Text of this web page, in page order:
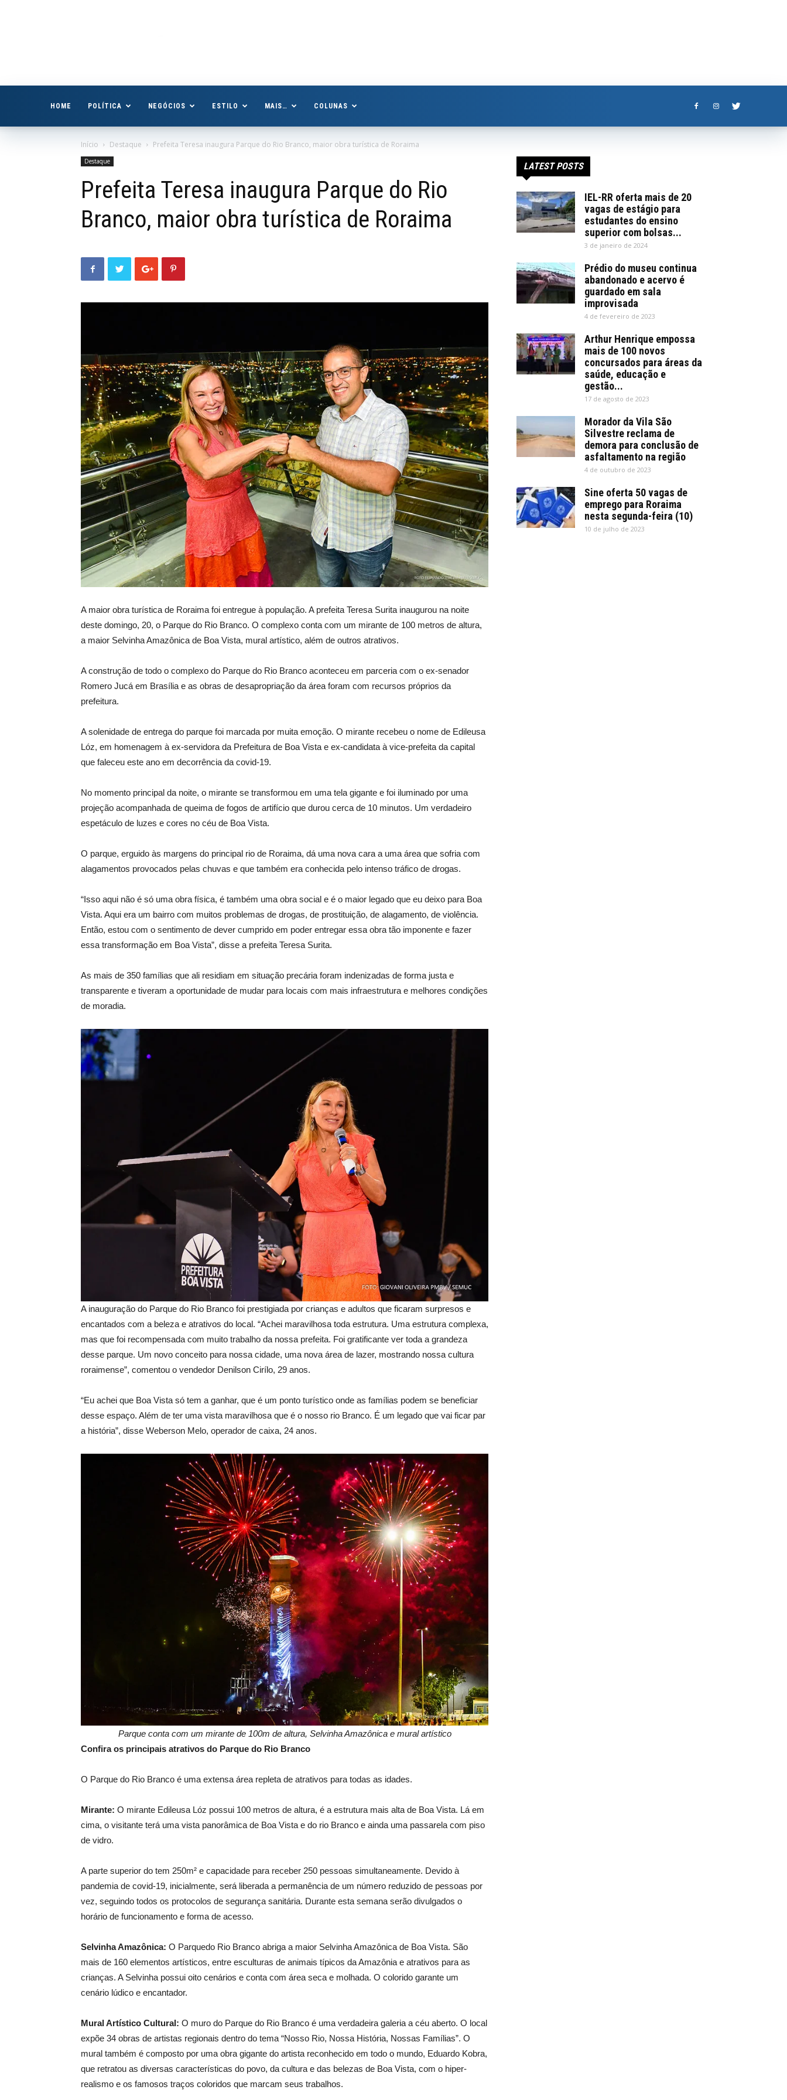
HOME POLÍTICA NEGÓCIOS ESTILO MAIS… COLUNAS
Início Destaque Prefeita Teresa inaugura Parque do Rio Branco, maior obra turística de Roraima
Destaque
Prefeita Teresa inaugura Parque do Rio
Branco, maior obra turística de Roraima
A maior obra turística de Roraima foi entregue à população. A prefeita Teresa Surita inaugurou na noite
deste domingo, 20, o Parque do Rio Branco. O complexo conta com um mirante de 100 metros de altura,
a maior Selvinha Amazônica de Boa Vista, mural artístico, além de outros atrativos.
A construção de todo o complexo do Parque do Rio Branco aconteceu em parceria com o ex-senador
Romero Jucá em Brasília e as obras de desapropriação da área foram com recursos próprios da
prefeitura.
A solenidade de entrega do parque foi marcada por muita emoção. O mirante recebeu o nome de Edileusa
Lóz, em homenagem à ex-servidora da Prefeitura de Boa Vista e ex-candidata à vice-prefeita da capital
que faleceu este ano em decorrência da covid-19.
No momento principal da noite, o mirante se transformou em uma tela gigante e foi iluminado por uma
projeção acompanhada de queima de fogos de artifício que durou cerca de 10 minutos. Um verdadeiro
espetáculo de luzes e cores no céu de Boa Vista.
O parque, erguido às margens do principal rio de Roraima, dá uma nova cara a uma área que sofria com
alagamentos provocados pelas chuvas e que também era conhecida pelo intenso tráfico de drogas.
“Isso aqui não é só uma obra física, é também uma obra social e é o maior legado que eu deixo para Boa
Vista. Aqui era um bairro com muitos problemas de drogas, de prostituição, de alagamento, de violência.
Então, estou com o sentimento de dever cumprido em poder entregar essa obra tão imponente e fazer
essa transformação em Boa Vista”, disse a prefeita Teresa Surita.
As mais de 350 famílias que ali residiam em situação precária foram indenizadas de forma justa e
transparente e tiveram a oportunidade de mudar para locais com mais infraestrutura e melhores condições
de moradia.
A inauguração do Parque do Rio Branco foi prestigiada por crianças e adultos que ficaram surpresos e
encantados com a beleza e atrativos do local. “Achei maravilhosa toda estrutura. Uma estrutura complexa,
mas que foi recompensada com muito trabalho da nossa prefeita. Foi gratificante ver toda a grandeza
desse parque. Um novo conceito para nossa cidade, uma nova área de lazer, mostrando nossa cultura
roraimense”, comentou o vendedor Denilson Cirílo, 29 anos.
“Eu achei que Boa Vista só tem a ganhar, que é um ponto turístico onde as famílias podem se beneficiar
desse espaço. Além de ter uma vista maravilhosa que é o nosso rio Branco. É um legado que vai ficar par
a história”, disse Weberson Melo, operador de caixa, 24 anos.
Parque conta com um mirante de 100m de altura, Selvinha Amazônica e mural artístico
Confira os principais atrativos do Parque do Rio Branco
O Parque do Rio Branco é uma extensa área repleta de atrativos para todas as idades.
Mirante: O mirante Edileusa Lóz possui 100 metros de altura, é a estrutura mais alta de Boa Vista. Lá em
cima, o visitante terá uma vista panorâmica de Boa Vista e do rio Branco e ainda uma passarela com piso
de vidro.
A parte superior do tem 250m² e capacidade para receber 250 pessoas simultaneamente. Devido à
pandemia de covid-19, inicialmente, será liberada a permanência de um número reduzido de pessoas por
vez, seguindo todos os protocolos de segurança sanitária. Durante esta semana serão divulgados o
horário de funcionamento e forma de acesso.
Selvinha Amazônica: O Parquedo Rio Branco abriga a maior Selvinha Amazônica de Boa Vista. São
mais de 160 elementos artísticos, entre esculturas de animais típicos da Amazônia e atrativos para as
crianças. A Selvinha possui oito cenários e conta com área seca e molhada. O colorido garante um
cenário lúdico e encantador.
Mural Artístico Cultural: O muro do Parque do Rio Branco é uma verdadeira galeria a céu aberto. O local
expõe 34 obras de artistas regionais dentro do tema “Nosso Rio, Nossa História, Nossas Famílias”. O
mural também é composto por uma obra gigante do artista reconhecido em todo o mundo, Eduardo Kobra,
que retratou as diversas características do povo, da cultura e das belezas de Boa Vista, com o hiper-
realismo e os famosos traços coloridos que marcam seus trabalhos.
LATEST POSTS
IEL-RR oferta mais de 20
vagas de estágio para
estudantes do ensino
superior com bolsas...
3 de janeiro de 2024
Prédio do museu continua
abandonado e acervo é
guardado em sala
improvisada
4 de fevereiro de 2023
Arthur Henrique empossa
mais de 100 novos
concursados para áreas da
saúde, educação e
gestão...
17 de agosto de 2023
Morador da Vila São
Silvestre reclama de
demora para conclusão de
asfaltamento na região
4 de outubro de 2023
Sine oferta 50 vagas de
emprego para Roraima
nesta segunda-feira (10)
10 de julho de 2023